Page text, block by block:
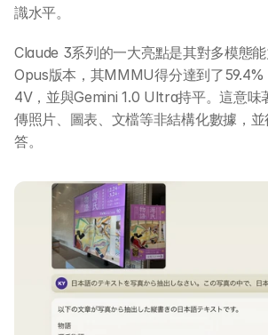
識水平。
Claude 3系列的一大亮點是其對多模態
Opus版本，其MMMU得分達到了59.4%
4V，並與Gemini 1.0 Ultra持平。這意味
傳照片、圖表、文檔等非結構化數據，
答。